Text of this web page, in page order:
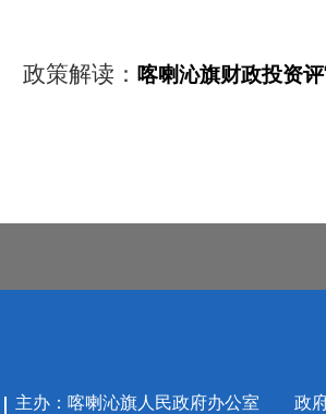
政策解读： 喀喇沁旗财政投资
主办：喀喇沁旗人民政府办公室 政府